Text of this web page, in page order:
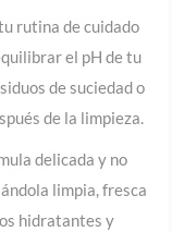
rutina de cuidado
el pH de tu
de suciedad o
de la limpieza.
delicada y no
limpia, fresca
hidratantes y